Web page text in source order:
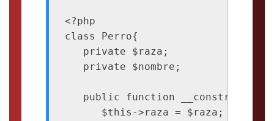
<?php
class Perro{
   private $raza;
   private $nombre;
public function
      $this->raza = $raza;